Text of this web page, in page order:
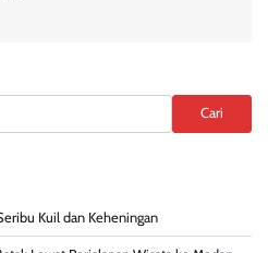
Cari
Kuil dan Keheningan